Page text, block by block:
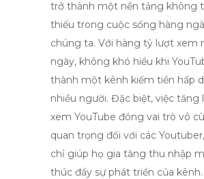
trở thành một nền tảng không
thiếu trong cuộc sống hàng
chúng ta. Với hàng tỷ lượt xem
ngày, không khó hiểu khi
thành một kênh kiếm tiền hấp
nhiều người. Đặc biệt, việc tăng
xem YouTube đóng vai trò vô
quan trọng đối với các
chỉ giúp họ gia tăng thu nhập
thúc đẩy sự phát triển của